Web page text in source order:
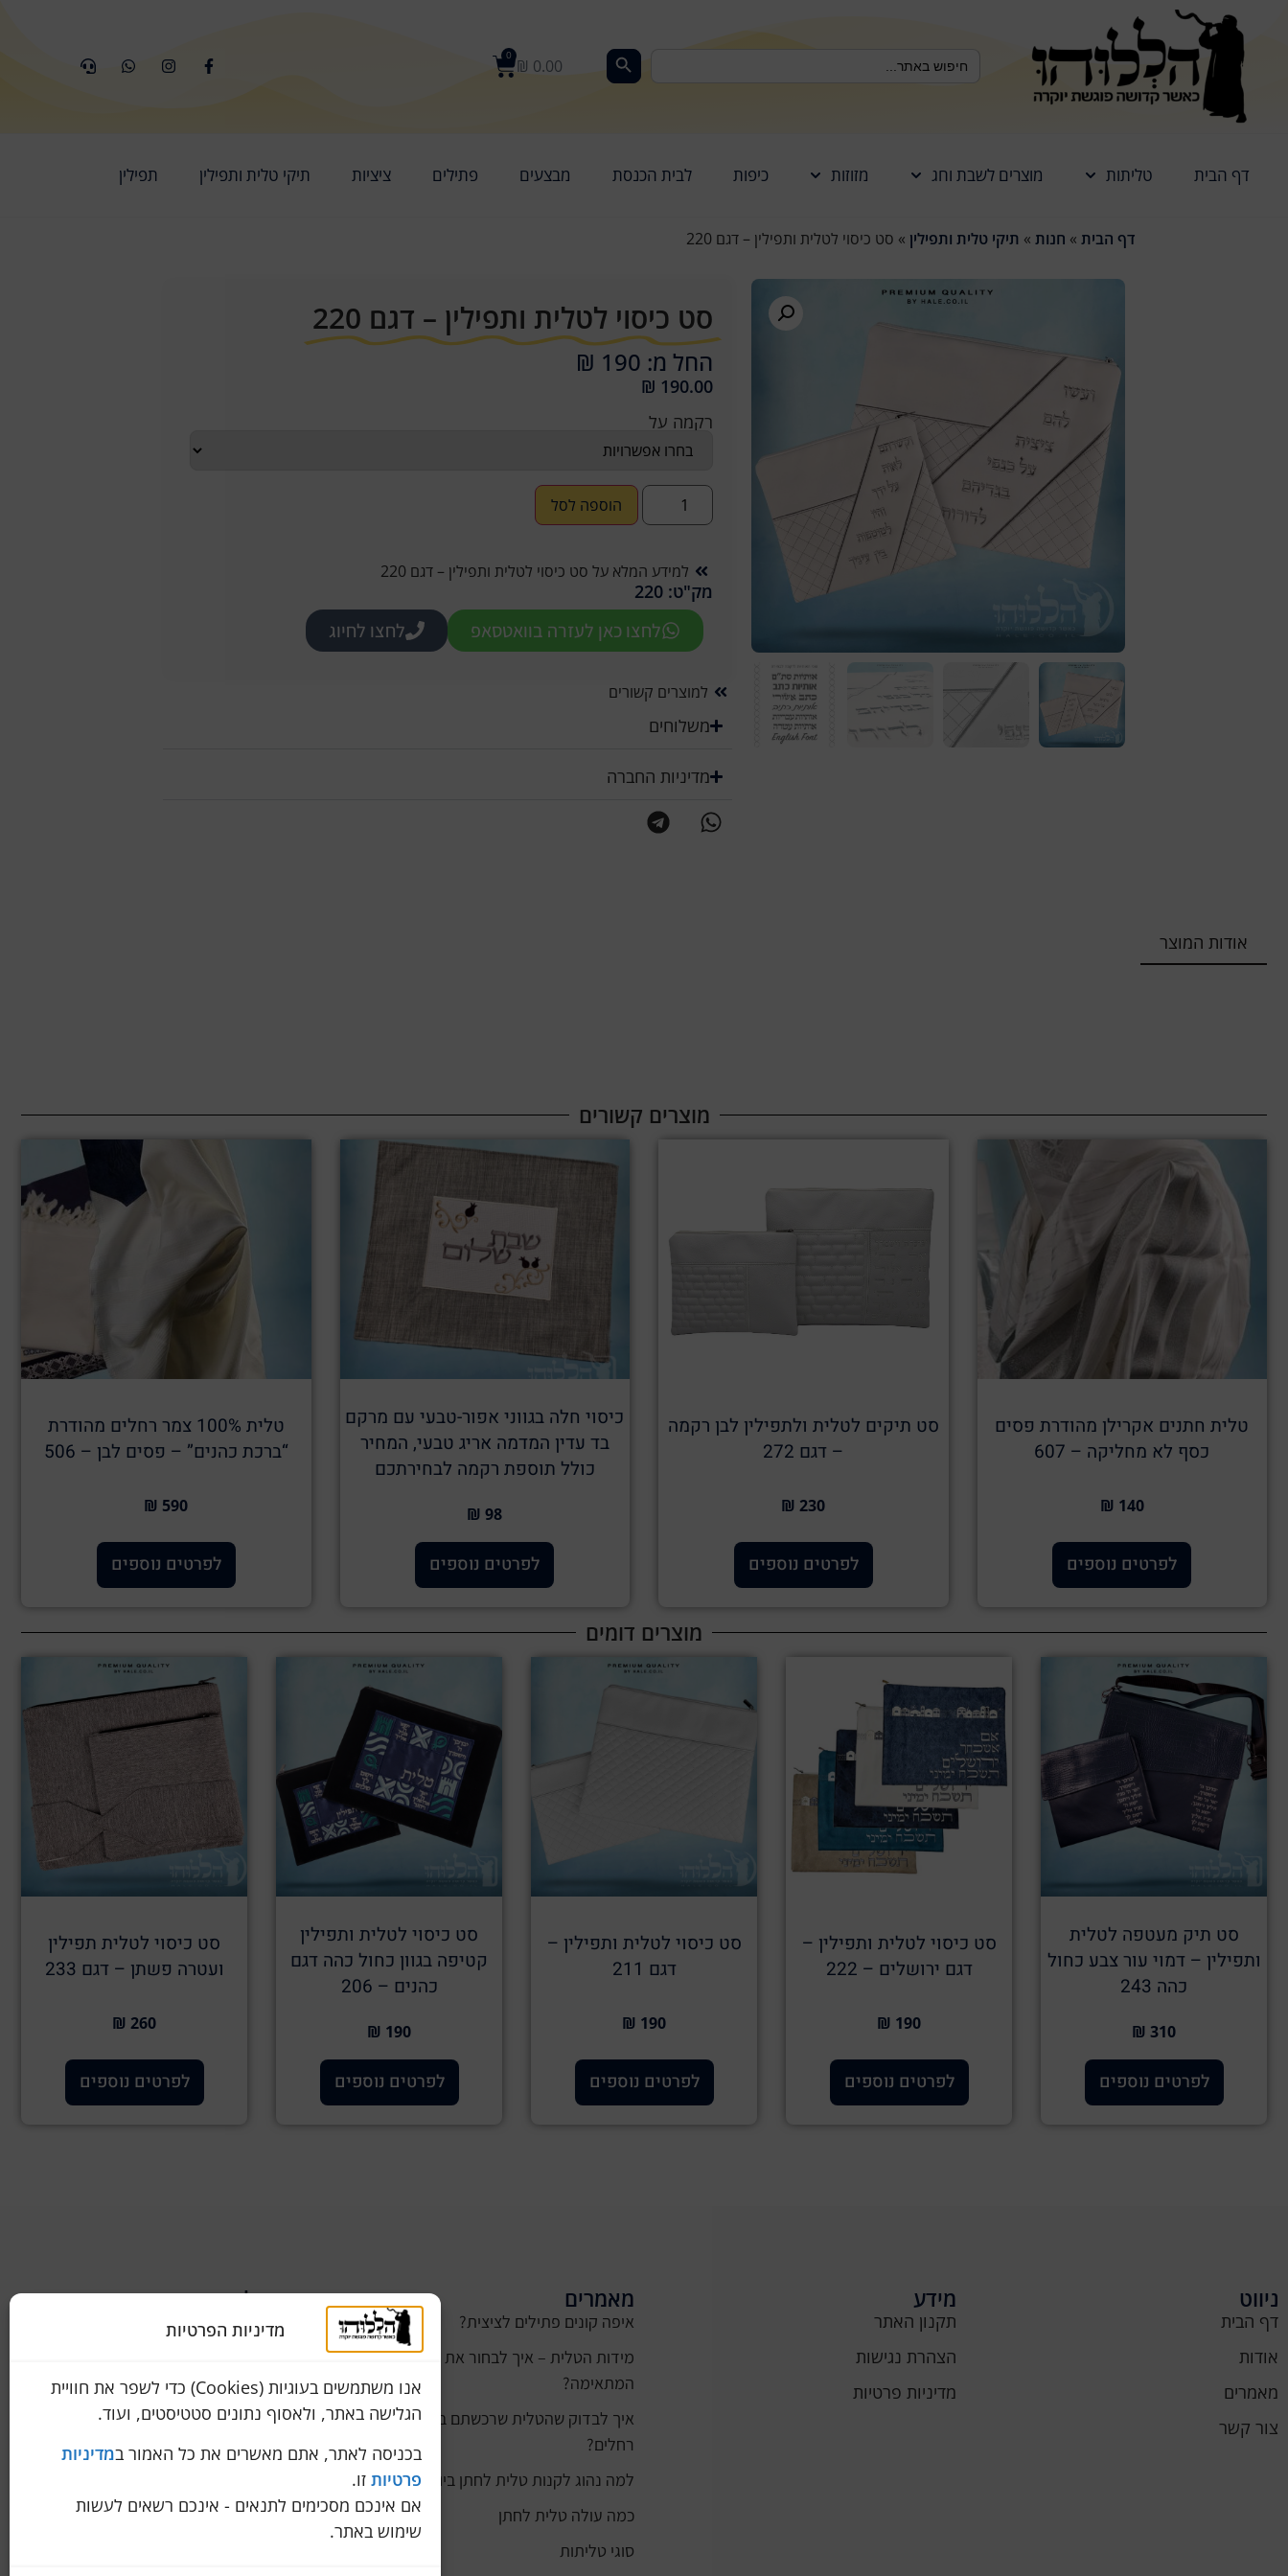
מדיניות הפרטיות
אנו משתמשים בעוגיות (Cookies) כדי לשפר את חוויית
הגלישה באתר, ולאסוף נתונים סטטיסטים, ועוד.
בכניסה לאתר, אתם מאשרים את כל האמור במדיניות
פרטיותזו.
אם אינכם מסכימים לתנאים - אינכם רשאים לעשות
שימוש באתר.
for:
₪ 0.00
0
דף הבית טליתות מוצרים לשבת וחג מזוזות כיפות לבית הכנסת מבצעים פתילים ציציות תיקי טלית ותפילין תפילין
דף הבית » חנות » תיקי טלית ותפילין » סט כיסוי לטלית ותפילין – דגם 220
סט כיסוי לטלית ותפילין – דגם 220
החל מ: 190 ₪
₪ 190.00
רקמה על
הוספה לסל
למידע המלא על סט כיסוי לטלית ותפילין – דגם 220
מק"ט: 220
לחצו כאן לעזרה בוואטסאפ לחצו לחיוג
למוצרים קשורים
משלוחים
מדיניות החברה
אודות המוצר
מוצרים קשורים​
טלית חתנים אקרילן מהודרת פסים
כסף לא מחליקה – 607
140 ₪
לפרטים נוספים
סט תיקים לטלית ולתפילין לבן רקמה
– דגם 272
230 ₪
לפרטים נוספים
כיסוי חלה בגווני אפור-טבעי עם מרקם
בד עדין המדמה אריג טבעי, המחיר
כולל תוספת רקמה לבחירתכם
98 ₪
לפרטים נוספים
טלית 100% צמר רחלים מהודרת
“ברכת כהנים” – פסים לבן – 506
590 ₪
לפרטים נוספים
מוצרים דומים
סט תיק מעטפה לטלית
ותפילין – דמוי עור צבע כחול
כהה 243
310 ₪
לפרטים נוספים
סט כיסוי לטלית ותפילין –
דגם ירושלים – 222
190 ₪
לפרטים נוספים
סט כיסוי לטלית ותפילין –
דגם 211
190 ₪
לפרטים נוספים
סט כיסוי לטלית ותפילין
קטיפה בגוון כחול כהה דגם
כהנים – 206
190 ₪
לפרטים נוספים
סט כיסוי לטלית תפילין
ועטרה פשתן – דגם 233
260 ₪
לפרטים נוספים
ניווט
דף הבית
אודות
מאמרים
צור קשר
מידע
תקנון האתר
הצהרת נגישות
מדיניות פרטיות
מאמרים
איפה קונים פתילים לציצית?
מידות הטלית – איך לבחור את המידה
המתאימה?
איך לבדוק שהטלית שרכשתם באמת 100% צמר
רחלים?
למה נהוג לקנות טלית לחתן ביום חתונתו?
כמה עולה טלית לחתן
סוגי טליתות
שירות לקוחות
050-774-8845
pini.mixum@gmail.com